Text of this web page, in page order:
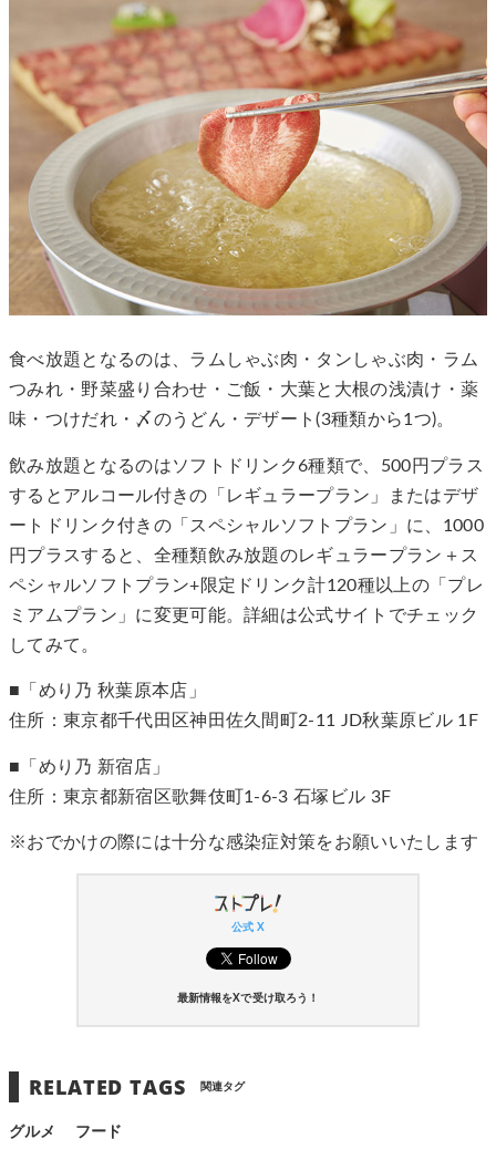
食べ放題となるのは、ラムしゃぶ肉・タンしゃぶ肉・ラム
つみれ・野菜盛り合わせ・ご飯・大葉と大根の浅漬け・薬
味・つけだれ・〆のうどん・デザート(3種類から1つ)。
飲み放題となるのはソフトドリンク6種類で、500円プラス
するとアルコール付きの「レギュラープラン」またはデザ
ートドリンク付きの「スペシャルソフトプラン」に、1000
円プラスすると、全種類飲み放題のレギュラープラン＋ス
ペシャルソフトプラン+限定ドリンク計120種以上の「プレ
ミアムプラン」に変更可能。詳細は公式サイトでチェック
してみて。
■「めり乃 秋葉原本店」
住所：東京都千代田区神田佐久間町2-11 JD秋葉原ビル 1F
■「めり乃 新宿店」
住所：東京都新宿区歌舞伎町1-6-3 石塚ビル 3F
※おでかけの際には十分な感染症対策をお願いいたします
公式 X
最新情報をXで受け取ろう！
RELATED TAGS 関連タグ
グルメ フード